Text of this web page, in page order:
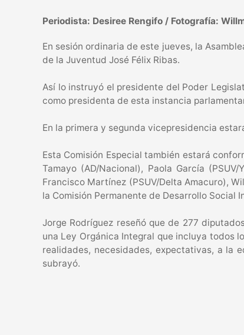
Periodista: Desiree Rengifo / Fotografía:
En sesión ordinaria de este jueves, la
de la Juventud José Félix Ribas.
Así lo instruyó el presidente del Poder
como presidenta de esta instancia
En la primera y segunda vicepresidencia
Esta Comisión Especial también estará
Tamayo (AD/Nacional), Paola García
Francisco Martínez (PSUV/Delta Amacuro),
la Comisión Permanente de Desarrollo Social
Jorge Rodríguez reseñó que de 277
una Ley Orgánica Integral que incluya todos
realidades, necesidades, expectativas, a la
subrayó.